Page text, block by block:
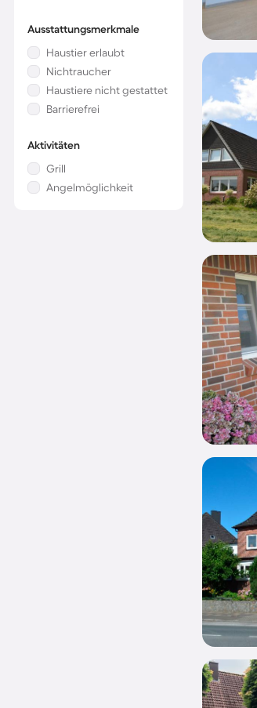
Ausstattungsmerkmale
Haustier erlaubt
Nichtraucher
Haustiere nicht gestattet
Barrierefrei
Aktivitäten
Grill
Angelmöglichkeit